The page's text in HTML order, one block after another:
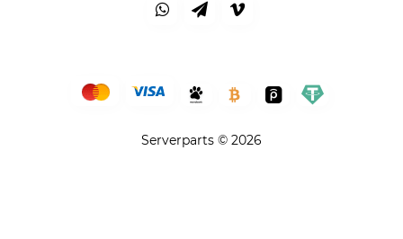
Serverparts © 2026